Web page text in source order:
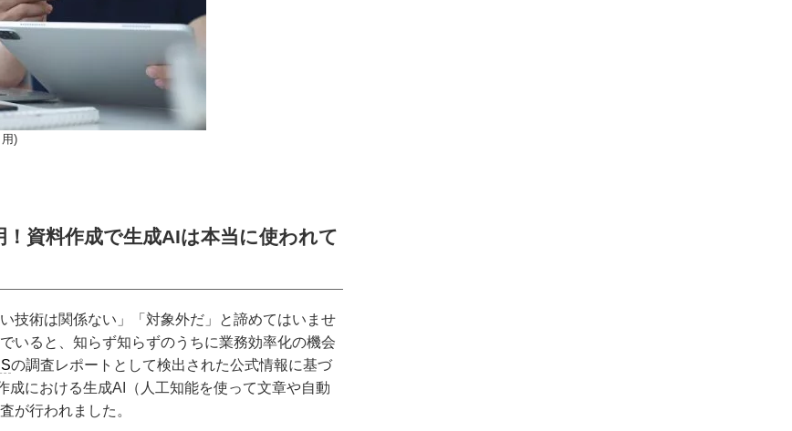
)
資料作成で生成AIは本当に使われて
技術は関係ない」「対象外だ」と諦めてはいませ
いると、知らず知らずのうちに業務効率化の機会
の調査レポートとして検出された公式情報に基づ
成における生成AI（人工知能を使って文章や自動
が行われました。